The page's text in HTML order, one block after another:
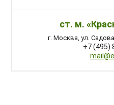
ст. м.
г. Москва, ул.
+7 (495)